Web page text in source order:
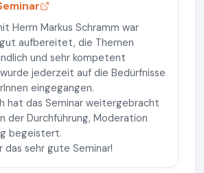
Herrn Markus Schramm war
aufbereitet, die Themen
und sehr kompetent
jederzeit auf die Bedürfnisse
eingegangen.
hat das Seminar weitergebracht
der Durchführung, Moderation
begeistert.
das sehr gute Seminar!